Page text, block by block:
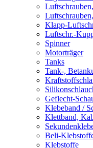
Klapp-
Luftschr.-
Spinner
Motorträger
Tanks
Tank-,
Geflecht-
Klebeband /
Klettband,
Beli-
Klebstoffe